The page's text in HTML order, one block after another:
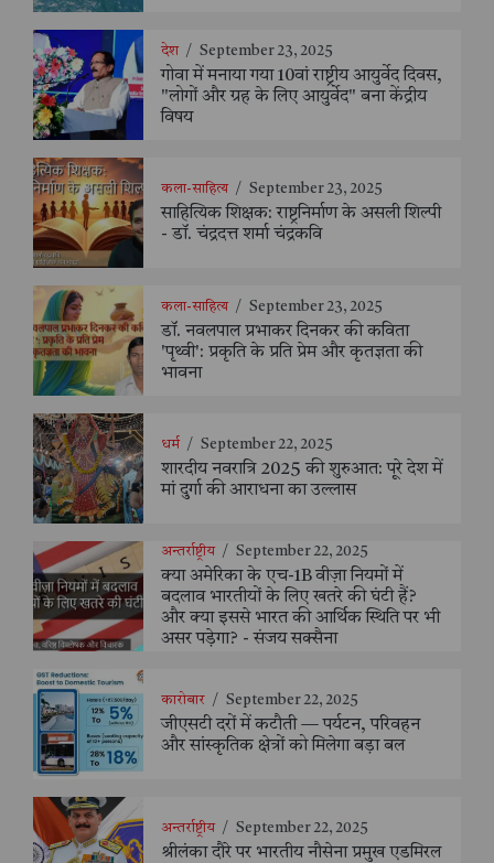
देश / September 23, 2025
गोवा में मनाया गया 10वां राष्ट्रीय आयुर्वेद दिवस,
"लोगों और ग्रह के लिए आयुर्वेद" बना केंद्रीय
विषय
कला-साहित्य / September 23, 2025
साहित्यिक शिक्षक: राष्ट्रनिर्माण के असली शिल्पी
- डॉ. चंद्रदत्त शर्मा चंद्रकवि
कला-साहित्य / September 23, 2025
डॉ. नवलपाल प्रभाकर दिनकर की कविता
'पृथ्वी': प्रकृति के प्रति प्रेम और कृतज्ञता की
भावना
धर्म / September 22, 2025
शारदीय नवरात्रि 2025 की शुरुआत: पूरे देश में
मां दुर्गा की आराधना का उल्लास
अन्तर्राष्ट्रीय / September 22, 2025
क्या अमेरिका के एच-1B वीज़ा नियमों में
बदलाव भारतीयों के लिए खतरे की घंटी हैं?
और क्या इससे भारत की आर्थिक स्थिति पर भी
असर पड़ेगा? - संजय सक्सैना
कारोबार / September 22, 2025
जीएसटी दरों में कटौती — पर्यटन, परिवहन
और सांस्कृतिक क्षेत्रों को मिलेगा बड़ा बल
अन्तर्राष्ट्रीय / September 22, 2025
श्रीलंका दौरे पर भारतीय नौसेना प्रमुख एडमिरल